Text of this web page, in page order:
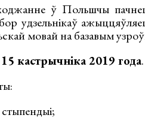
ў Польшчы
удзельнікаў
мовай на базавым
кастрычніка 2019 года.